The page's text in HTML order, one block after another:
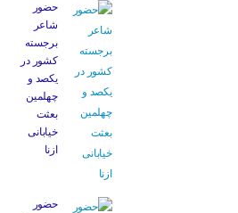
حضور
شاعر
برجسته
کشور در
یکصد و
چهلمین
بعثت
خیابانی
ازنا
حضور